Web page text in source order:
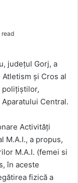
read
județul Gorj, a
și Cros al
polițiștilor,
Central.
Activități
M.A.I., a propus,
M.A.I. (femei si
în aceste
fizică a